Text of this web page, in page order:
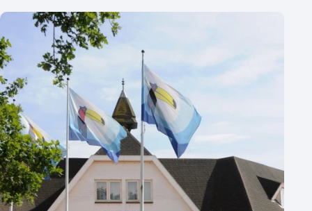
Aantal zalen
1 - 5 zalen
6 - 10 zalen
10 of meer zalen
Aantal personen
1 - 50 personen
50 - 100 personen
100 - 250 personen
250 - 500 personen